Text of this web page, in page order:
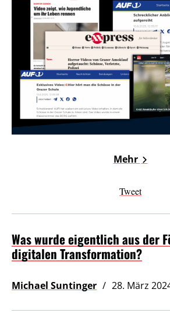
Mehr
Tweet
Was wurde eigentlich aus der
digitalen Transformation?
Michael Suntinger 28. März